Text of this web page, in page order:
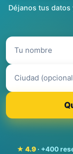
Déjanos tus
★ 4.9· +400